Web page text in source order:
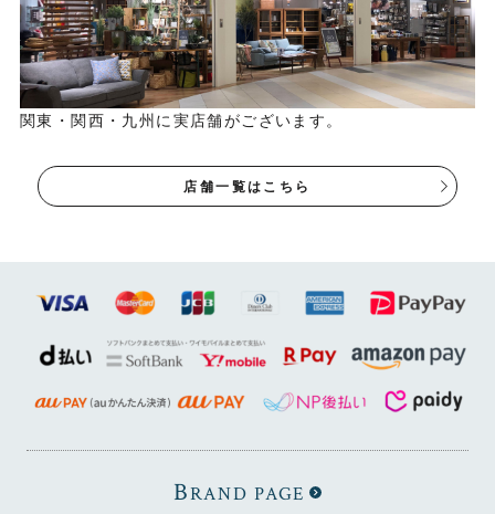
関東・関西・九州に実店舗がございます。
店舗一覧はこちら
BRAND PAGE